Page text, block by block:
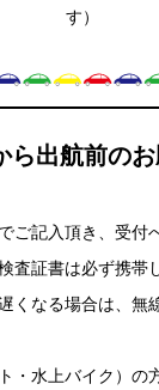
す）
出航前の
ご記入頂き、受付
査証書は必ず携帯
くなる場合は、無
・水上バイク）の